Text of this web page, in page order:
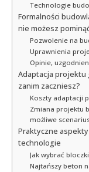
Technologie
Formalności
nie możesz
Pozwolenie na
Uprawnienia
Opinie,
Adaptacja projektu
zanim zaczniesz?
Koszty adaptacji
Zmiana projektu
możliwe
Praktyczne
technologie
Jak wybrać
Najtańszy beton